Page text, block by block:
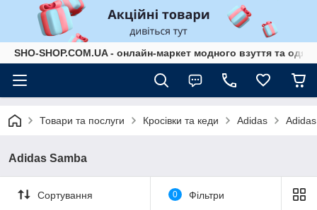
SHO-SHOP.COM.UA - онлайн-маркет модного взуття та
Товари та послуги Кросівки та кеди Adidas
Adidas Samba
Сортування 0 Фільтри